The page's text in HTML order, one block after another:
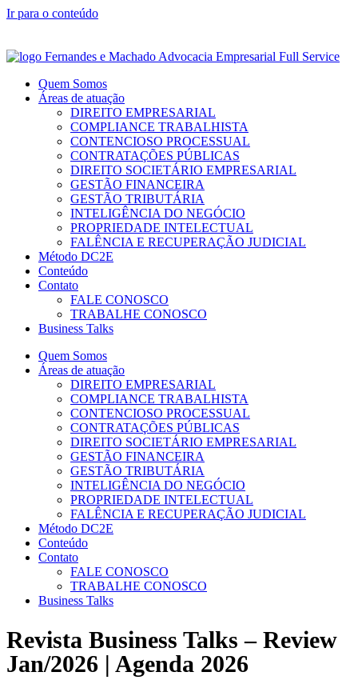
Ir para o conteúdo
Quem Somos
Áreas de atuação
DIREITO EMPRESARIAL
COMPLIANCE TRABALHISTA
CONTENCIOSO PROCESSUAL
CONTRATAÇÕES PÚBLICAS
DIREITO SOCIETÁRIO EMPRESARIAL
GESTÃO FINANCEIRA
GESTÃO TRIBUTÁRIA
INTELIGÊNCIA DO NEGÓCIO
PROPRIEDADE INTELECTUAL
FALÊNCIA E RECUPERAÇÃO JUDICIAL
Método DC2E
Conteúdo
Contato
FALE CONOSCO
TRABALHE CONOSCO
Business Talks
Quem Somos
Áreas de atuação
DIREITO EMPRESARIAL
COMPLIANCE TRABALHISTA
CONTENCIOSO PROCESSUAL
CONTRATAÇÕES PÚBLICAS
DIREITO SOCIETÁRIO EMPRESARIAL
GESTÃO FINANCEIRA
GESTÃO TRIBUTÁRIA
INTELIGÊNCIA DO NEGÓCIO
PROPRIEDADE INTELECTUAL
FALÊNCIA E RECUPERAÇÃO JUDICIAL
Método DC2E
Conteúdo
Contato
FALE CONOSCO
TRABALHE CONOSCO
Business Talks
Revista Business Talks – Review
Jan/2026 | Agenda 2026